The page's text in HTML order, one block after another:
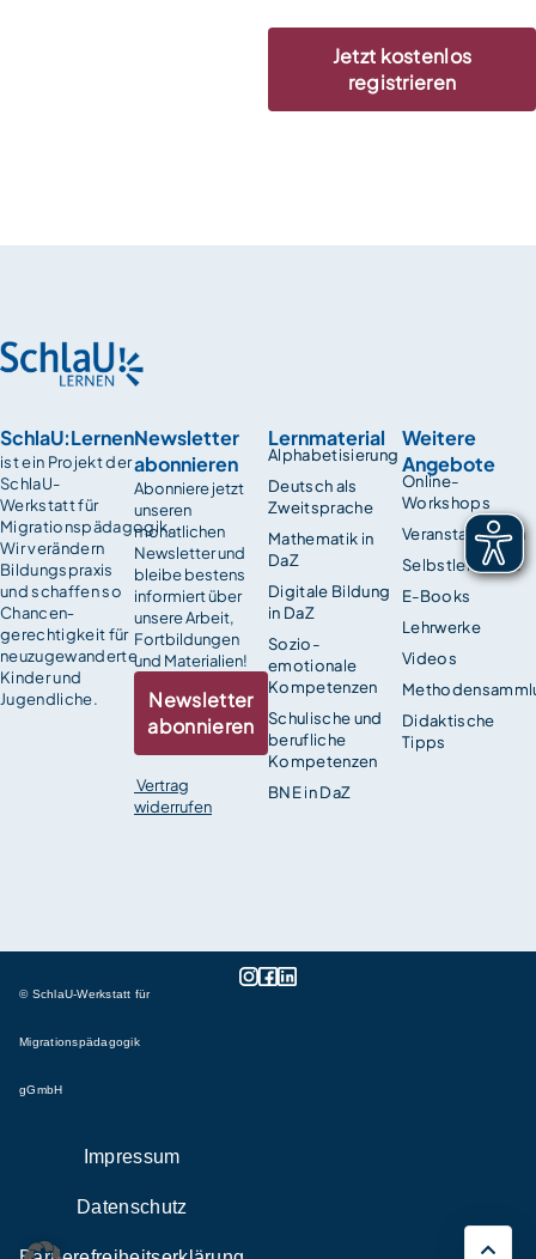
Jetzt kostenlos
registrieren
SchlaU:Lernen
ist ein Projekt der
SchlaU-
Werkstatt für
Migrationspädagogik.
Wir verändern
Bildungspraxis
und schaffen so
Chancen­
gerechtigkeit für
neuzugewanderte
Kinder und
Jugendliche.
Lernmaterial
Alphabetisierung
Deutsch als
Zweitsprache
Mathematik in
DaZ
Digitale Bildung
in DaZ
Sozio-
emotionale
Kompetenzen
Schulische und
berufliche
Kompetenzen
BNE in DaZ
Weitere
Angebote
Online-
Workshops
Veranstaltungen
Selbstlernkurse
E-Books
Lehrwerke
Videos
Didaktische
Tipps
Newsletter
abonnieren
Abonniere jetzt
unseren
monatlichen
Newsletter und
bleibe bestens
informiert über
unsere Arbeit,
Fortbildungen
und Materialien!
Newsletter
abonnieren
Vertrag
widerrufen
© SchlaU-Werkstatt für
Migrationspädagogik
gGmbH
Impressum
Datenschutz